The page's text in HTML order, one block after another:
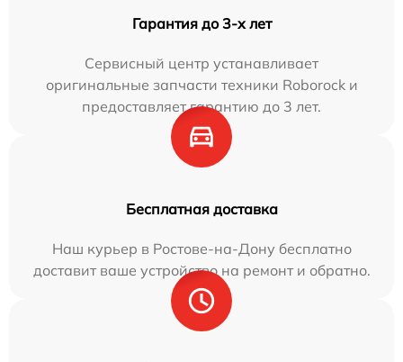
Гарантия до 3-х лет
Сервисный центр устанавливает
оригинальные запчасти техники Roborock и
предоставляет гарантию до 3 лет.
Бесплатная доставка
Наш курьер в Ростове-на-Дону бесплатно
доставит ваше устройство на ремонт и обратно.